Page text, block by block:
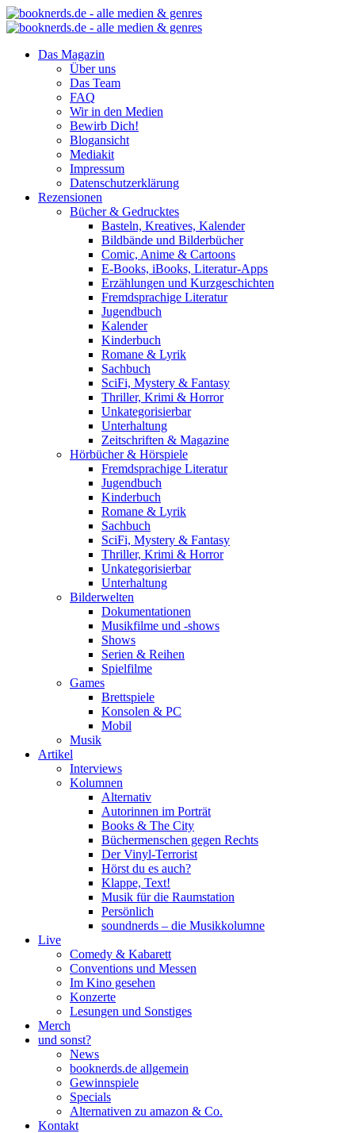
Das Magazin
Über uns
Das Team
FAQ
Wir in den Medien
Bewirb Dich!
Blogansicht
Mediakit
Impressum
Datenschutzerklärung
Rezensionen
Bücher & Gedrucktes
Basteln, Kreatives, Kalender
Bildbände und Bilderbücher
Comic, Anime & Cartoons
E-Books, iBooks, Literatur-Apps
Erzählungen und Kurzgeschichten
Fremdsprachige Literatur
Jugendbuch
Kalender
Kinderbuch
Romane & Lyrik
Sachbuch
SciFi, Mystery & Fantasy
Thriller, Krimi & Horror
Unkategorisierbar
Unterhaltung
Zeitschriften & Magazine
Hörbücher & Hörspiele
Fremdsprachige Literatur
Jugendbuch
Kinderbuch
Romane & Lyrik
Sachbuch
SciFi, Mystery & Fantasy
Thriller, Krimi & Horror
Unkategorisierbar
Unterhaltung
Bilderwelten
Dokumentationen
Musikfilme und -shows
Shows
Serien & Reihen
Spielfilme
Games
Brettspiele
Konsolen & PC
Mobil
Musik
Artikel
Interviews
Kolumnen
Alternativ
Autorinnen im Porträt
Books & The City
Büchermenschen gegen Rechts
Der Vinyl-Terrorist
Hörst du es auch?
Klappe, Text!
Musik für die Raumstation
Persönlich
soundnerds – die Musikkolumne
Live
Comedy & Kabarett
Conventions und Messen
Im Kino gesehen
Konzerte
Lesungen und Sonstiges
Merch
und sonst?
News
booknerds.de allgemein
Gewinnspiele
Specials
Alternativen zu amazon & Co.
Kontakt